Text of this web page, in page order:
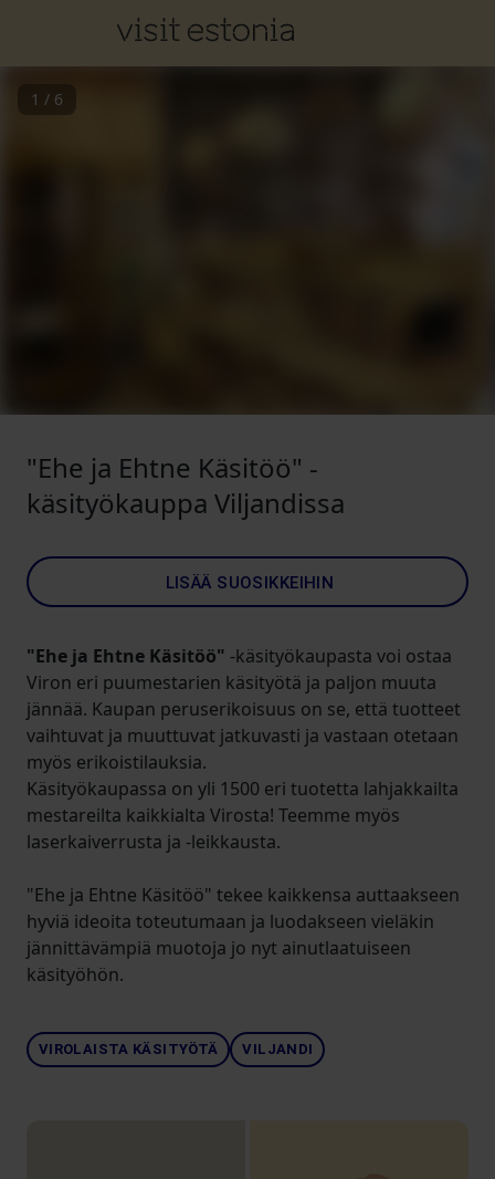
1 / 6
"Ehe ja Ehtne Käsitöö" -
käsityökauppa Viljandissa
LISÄÄ SUOSIKKEIHIN
"Ehe ja Ehtne Käsitöö" -käsityökaupasta voi ostaa
Viron eri puumestarien käsityötä ja paljon muuta
jännää. Kaupan peruserikoisuus on se, että tuotteet
vaihtuvat ja muuttuvat jatkuvasti ja vastaan otetaan
myös erikoistilauksia.
Käsityökaupassa on yli 1500 eri tuotetta lahjakkailta
mestareilta kaikkialta Virosta! Teemme myös
laserkaiverrusta ja -leikkausta.
"Ehe ja Ehtne Käsitöö" tekee kaikkensa auttaakseen
hyviä ideoita toteutumaan ja luodakseen vieläkin
jännittävämpiä muotoja jo nyt ainutlaatuiseen
käsityöhön.
VIROLAISTA KÄSITYÖTÄ VILJANDI